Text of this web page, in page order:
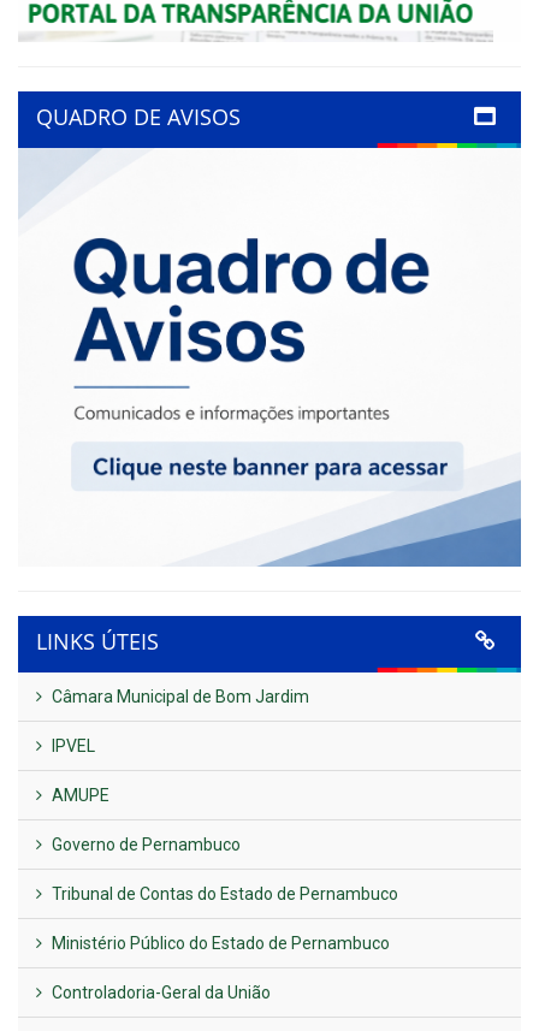
QUADRO DE AVISOS
LINKS ÚTEIS
Câmara Municipal de Bom Jardim
IPVEL
AMUPE
Governo de Pernambuco
Tribunal de Contas do Estado de Pernambuco
Ministério Público do Estado de Pernambuco
Controladoria-Geral da União